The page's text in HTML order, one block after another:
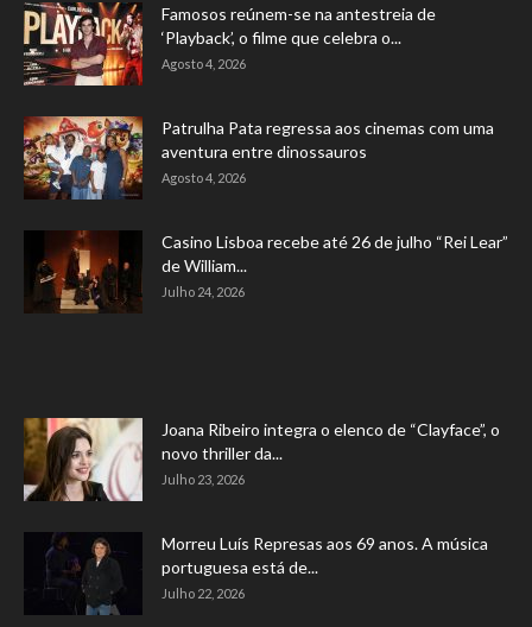
Famosos reúnem-se na antestreia de
‘Playback’, o filme que celebra o...
Agosto 4, 2026
Patrulha Pata regressa aos cinemas com uma
aventura entre dinossauros
Agosto 4, 2026
Casino Lisboa recebe até 26 de julho “Rei Lear”
de William...
Julho 24, 2026
Joana Ribeiro integra o elenco de “Clayface”, o
novo thriller da...
Julho 23, 2026
Morreu Luís Represas aos 69 anos. A música
portuguesa está de...
Julho 22, 2026